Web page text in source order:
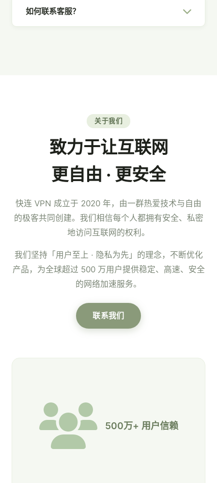
盖你的所有设备，全家共享安全网络。
如何联系客服？
关于我们
致力于让互联网
更自由 · 更安全
快连 VPN 成立于 2020 年，由一群热爱技术与自由
的极客共同创建。我们相信每个人都拥有安全、私密
地访问互联网的权利。
我们坚持「用户至上 · 隐私为先」的理念，不断优化
产品，为全球超过 500 万用户提供稳定、高速、安全
的网络加速服务。
联系我们
500万+ 用户信赖